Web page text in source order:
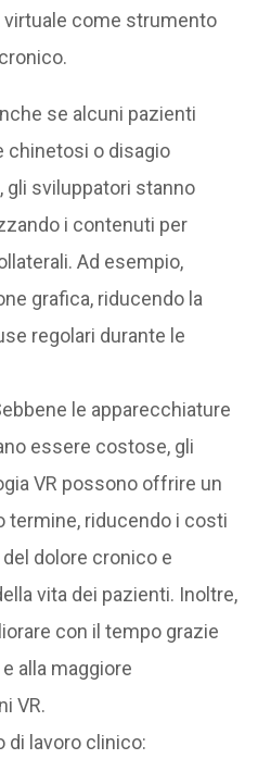
virtuale come strumento
se alcuni pazienti
chinetosi o disagio
gli sviluppatori stanno
i contenuti per
Ad esempio,
grafica, riducendo la
regolari durante le
le apparecchiature
essere costose, gli
VR possono offrire un
termine, riducendo i costi
dolore cronico e
vita dei pazienti. Inoltre,
con il tempo grazie
alla maggiore
VR.
di lavoro clinico: